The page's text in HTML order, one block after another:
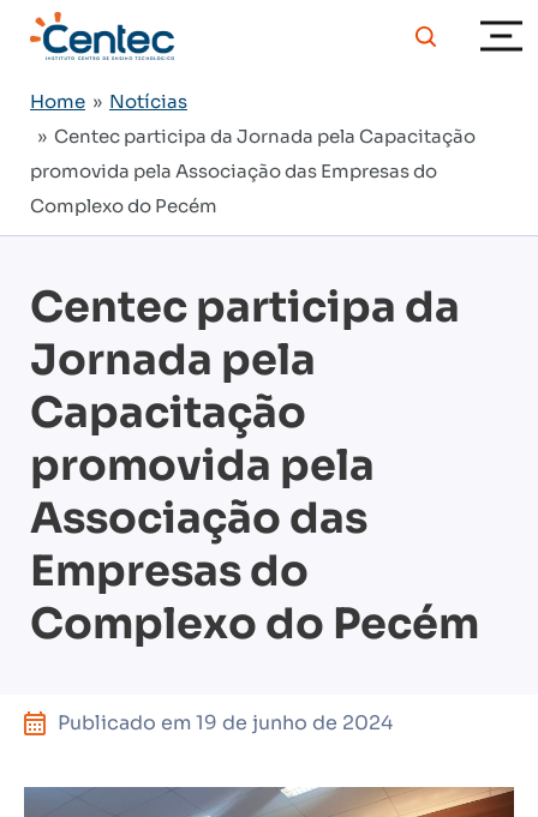
Home » Notícias
» Centec participa da Jornada pela Capacitação
promovida pela Associação das Empresas do
Complexo do Pecém
Centec participa da
Jornada pela
Capacitação
promovida pela
Associação das
Empresas do
Complexo do Pecém
Publicado em 19 de junho de 2024